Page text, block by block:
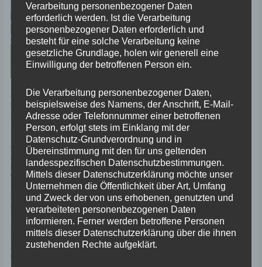
Anhalten einladen. Als Beispiel sei das
Ardvreck Castel genannt, das sich dem
Betrachter recht pittoresk und doch marode
präsentiert.
Auf diese Art kommen wir am Clachtoll
Beach auch an einem bemerkenswerten
erstaunlicherweise als ein wirklich gut gebrauter Kaffee heraus – viel
besser, als wir ihn in manch einer Tanke oder in dem einen oder anderen
Hotel bekommen haben.
Doch noch einmal zu den Straßen: Diese „single track roads“ stellen schon
eine gewisse Herausforderung dar, weil es zwar jede Menge
Ausweichstellen gibt, jedoch nicht jeder entgegenkommende Fahrer bereit
ist, in einer solchen auch anzuhalten, um uns vorbeizulassen. Nun haben
wir ja auch nur einspurige Fahrzeuge, aber trotzdem ist es vielfach selbst
für uns zu eng, um neben einem Auto noch durchzupassen. Dennoch
kommen wir unfallfrei durch die atemberaubende Landschaft unserem Ziel
immer näher.
Diese Ecke von Schottland kann sich tatsächlich durchaus messen mit
unserem bisherigen, absoluten Favoriten: der Landschaft in Norwegen
nämlich. Vor allem, weil sich das Wetter hier ganz oben an der Nordküste
wieder von seiner besten Seite zeigt, offenbart uns die Natur ihre ganze
Verarbeitung personenbezogener Daten
erforderlich werden. Ist die Verarbeitung
personenbezogener Daten erforderlich und
besteht für eine solche Verarbeitung keine
gesetzliche Grundlage, holen wir generell eine
Einwilligung der betroffenen Person ein.
Die Verarbeitung personenbezogener Daten,
beispielsweise des Namens, der Anschrift, E-Mail-
Adresse oder Telefonnummer einer betroffenen
Person, erfolgt stets im Einklang mit der
Datenschutz-Grundverordnung und in
Übereinstimmung mit den für uns geltenden
landesspezifischen Datenschutzbestimmungen.
Mittels dieser Datenschutzerklärung möchte unser
Unternehmen die Öffentlichkeit über Art, Umfang
und Zweck der von uns erhobenen, genutzten und
verarbeiteten personenbezogenen Daten
informieren. Ferner werden betroffene Personen
mittels dieser Datenschutzerklärung über die ihnen
zustehenden Rechte aufgeklärt.